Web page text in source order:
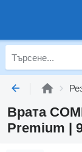
Врата
Premium |